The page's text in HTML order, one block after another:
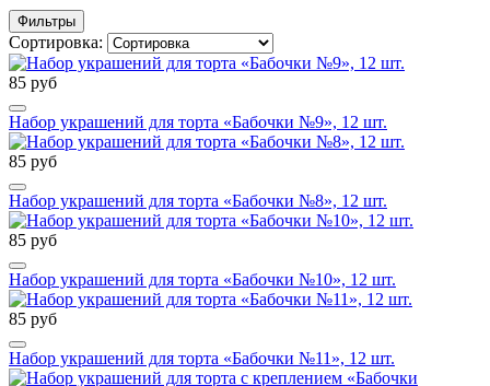
Фильтры
Сортировка:
85 руб
Набор украшений для торта «Бабочки №9», 12 шт.
85 руб
Набор украшений для торта «Бабочки №8», 12 шт.
85 руб
Набор украшений для торта «Бабочки №10», 12 шт.
85 руб
Набор украшений для торта «Бабочки №11», 12 шт.